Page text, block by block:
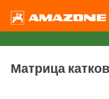
Матрица катков